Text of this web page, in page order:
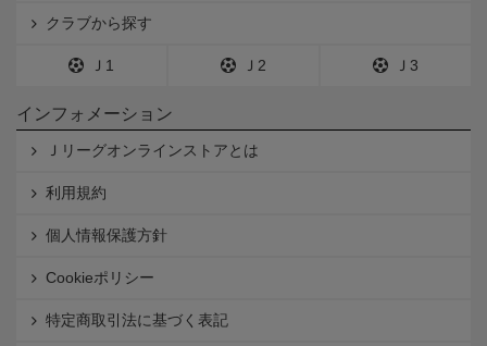
クラブから探す
Ｊ1 Ｊ2 Ｊ3
インフォメーション
Ｊリーグオンラインストアとは
利用規約
個人情報保護方針
Cookieポリシー
特定商取引法に基づく表記